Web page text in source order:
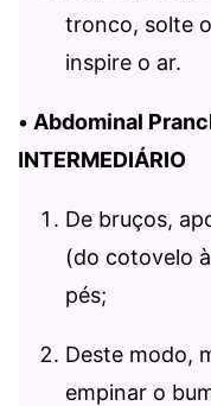
tronco, solte
inspire o ar.
• Abdominal
INTERMEDIÁRIO
De bruços,
(do cotovelo
pés;
Deste modo,
empinar o